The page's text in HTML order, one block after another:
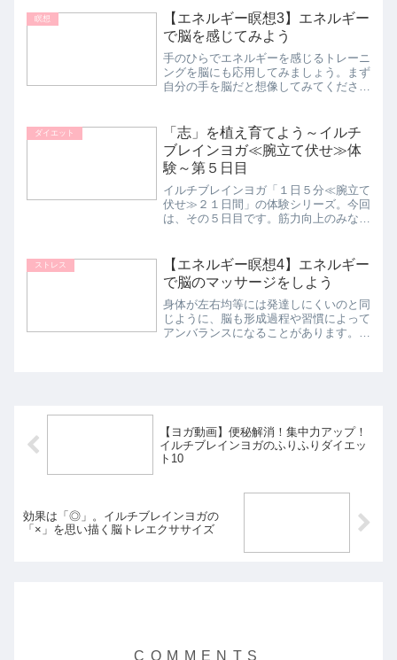
つも新しいことを望む」という特性があ
ります。自分が経験したこと...
瞑想
【エネルギー瞑想3】エネルギー
で脳を感じてみよう
手のひらでエネルギーを感じるトレーニ
ングを脳にも応用してみましょう。まず
自分の手を脳だと想像してみてくださ
神経によって手と脳がつながります。そ
して手の動きと脳を結びつけ...
ダイエット
「志」を植え育てよう～イルチ
ブレインヨガ≪腕立て伏せ≫体
験～第５日目
イルチブレインヨガ「１日５分≪腕立て
伏せ≫２１日間」の体験シリーズ。今回
は、その５日目です。筋力向上のみなら
「大きな志を体に植え育てる」といいま
す。◆５日目の変化腕立て伏...
ストレス
【エネルギー瞑想4】エネルギー
で脳のマッサージをしよう
身体が左右均等には発達しにくいのと同
じように、脳も形成過程や習慣によって
アンバランスになることがあります。日
【ヨガ動画】便秘解消！集中力アップ！
イルチブレインヨガのふりふりダイエッ
ト10
効果は「◎」。イルチブレインヨガの
「×」を思い描く脳トレエクササイズ